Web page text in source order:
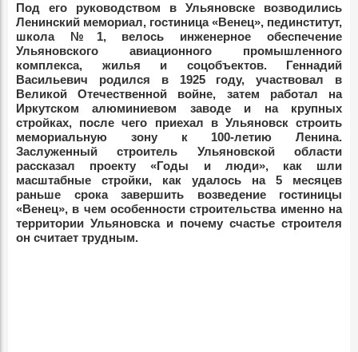
Под его руководством в Ульяновске возводились
Ленинский мемориал, гостиница «Венец», пединститут,
школа №1, велось инженерное обеспечение
Ульяновского авиационного промышленного
комплекса, жилья и соцобъектов. Геннадий
Васильевич родился в 1925 году, участвовал в
Великой Отечественной войне, затем работал на
Иркутском алюминиевом заводе и на крупных
стройках, после чего приехал в Ульяновск строить
мемориальную зону к 100-летию Ленина.
Заслуженный строитель Ульяновской области
рассказал проекту «Годы и люди», как шли
масштабные стройки, как удалось на 5 месяцев
раньше срока завершить возведение гостиницы
«Венец», в чем особенности строительства именно на
территории Ульяновска и почему счастье строителя
он считает трудным.